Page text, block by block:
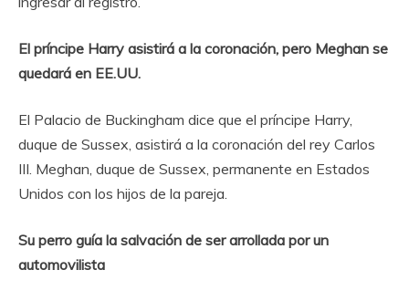
El príncipe Harry asistirá a la coronación, pero Meghan se
quedará en EE.UU.
El Palacio de Buckingham dice que el príncipe Harry,
duque de Sussex, asistirá a la coronación del rey Carlos
III. Meghan, duque de Sussex, permanente en Estados
Unidos con los hijos de la pareja.
Su perro guía la salvación de ser arrollada por un
automovilista